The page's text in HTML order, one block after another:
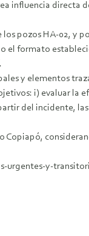
influencia directa
pozos HA-02, y
formato
y elementos
i) evaluar
del incidente,
urgentes-y-